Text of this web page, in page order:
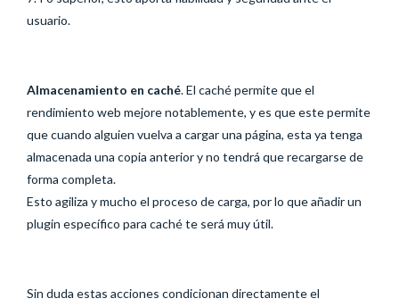
usuario.
Almacenamiento en caché. El caché permite que el
rendimiento web mejore notablemente, y es que este permite
que cuando alguien vuelva a cargar una página, esta ya tenga
almacenada una copia anterior y no tendrá que recargarse de
forma completa.
Esto agiliza y mucho el proceso de carga, por lo que añadir un
plugin específico para caché te será muy útil.
Sin duda estas acciones condicionan directamente el